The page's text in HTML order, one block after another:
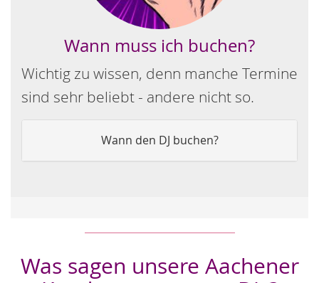
Wann muss ich buchen?
Wichtig zu wissen, denn manche Termine
sind sehr beliebt - andere nicht so.
Wann den DJ buchen?
Was sagen unsere Aachener